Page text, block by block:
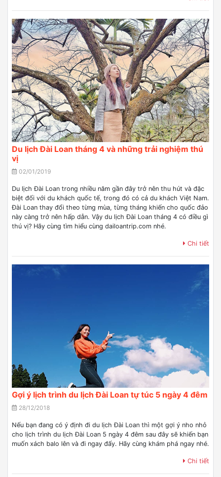
Du lịch Đài Loan tháng 4 và những trải nghiệm thú
vị
02/01/2019
Du lịch Đài Loan trong nhiều năm gần đây trở nên thu hút và đặc
biệt đối với du khách quốc tế, trong đó có cả du khách Việt Nam.
Đài Loan thay đổi theo từng mùa, từng tháng khiến cho quốc đảo
này càng trở nên hấp dẫn. Vậy du lịch Đài Loan tháng 4 có điều gì
thú vị? Hãy cùng tìm hiểu cùng dailoantrip.com nhé.
Chi tiết
Gợi ý lịch trình du lịch Đài Loan tự túc 5 ngày 4 đêm
28/12/2018
Nếu bạn đang có ý định đi du lịch Đài Loan thì một gợi ý nho nhỏ
cho lịch trình du lịch Đài Loan 5 ngày 4 đêm sau đây sẽ khiến bạn
muốn xách balo lên và đi ngay đấy. Hãy cùng khám phá ngay nhé.
Chi tiết